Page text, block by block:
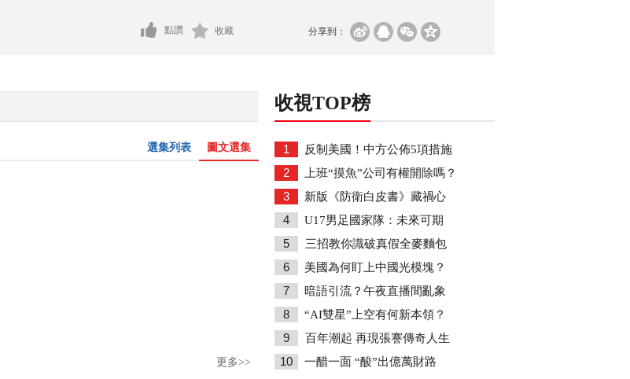
分享到：
點讚 收藏
圖文選集
選集列表
更多>>
收視TOP榜
1 反制美國！中方公佈5項措施
2 上班“摸魚”公司有權開除嗎？
3 新版《防衛白皮書》藏禍心
4 U17男足國家隊：未來可期
5 三招教你識破真假全麥麵包
6 美國為何盯上中國光模塊？
7 暗語引流？午夜直播間亂象
8 “AI雙星”上空有何新本領？
9 百年潮起 再現張謇傳奇人生
10 一醋一面 “酸”出億萬財路